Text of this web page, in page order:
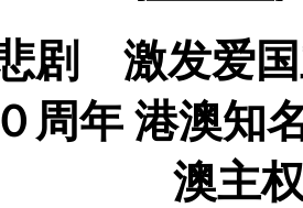
剧 激发爱
周年 港澳知
澳主